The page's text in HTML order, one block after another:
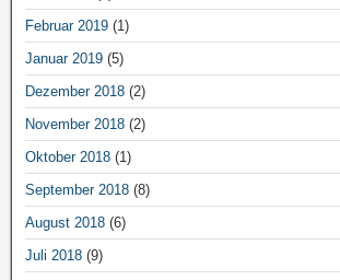
Februar 2019 (1)
Januar 2019 (5)
Dezember 2018 (2)
November 2018 (2)
Oktober 2018 (1)
September 2018 (8)
August 2018 (6)
Juli 2018 (9)